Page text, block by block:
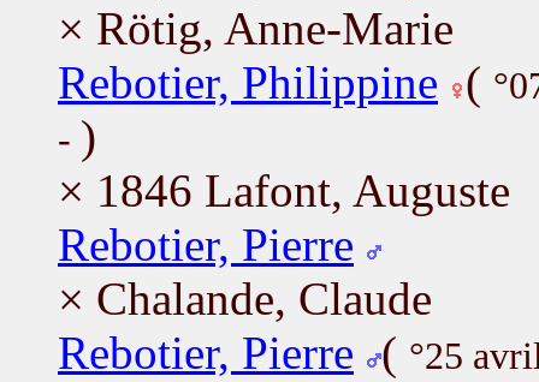
× Rötig, Anne-Marie
Rebotier, Philippine (
- )
× 1846 Lafont, Auguste
Rebotier, Pierre
× Chalande, Claude
Rebotier, Pierre ( °25